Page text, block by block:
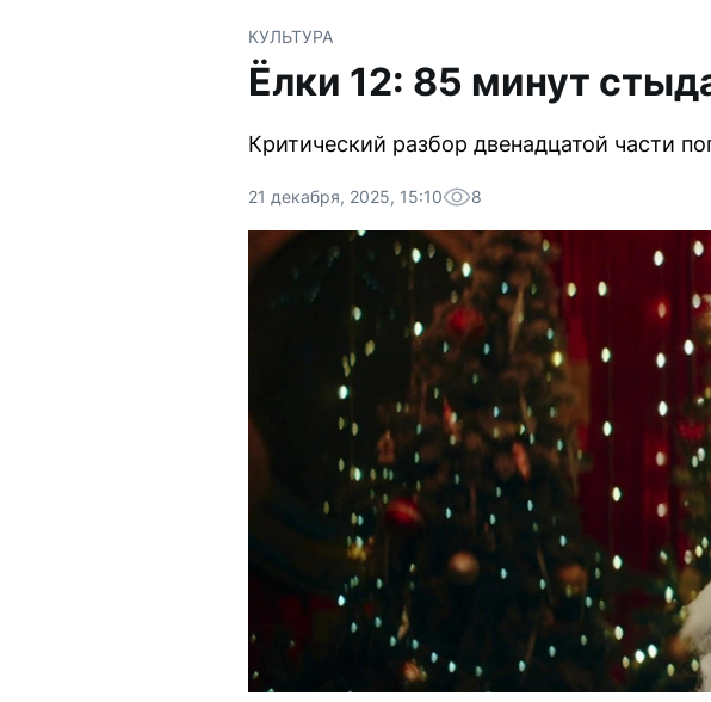
КУЛЬТУРА
Ёлки 12: 85 минут
Критический разбор двенадцатой части
21 декабря, 2025, 15:10 8